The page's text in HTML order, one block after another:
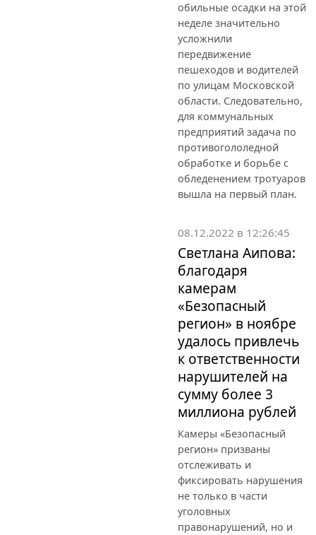
обильные осадки на этой
неделе значительно
усложнили
передвижение
пешеходов и водителей
по улицам Московской
области. Следовательно,
для коммунальных
предприятий задача по
противогололедной
обработке и борьбе с
обледенением тротуаров
вышла на первый план.
08.12.2022 в 12:26:45
Светлана Аипова:
благодаря
камерам
«Безопасный
регион» в ноябре
удалось привлечь
к ответственности
нарушителей на
сумму более 3
миллиона рублей
Камеры «Безопасный
регион» призваны
отслеживать и
фиксировать нарушения
не только в части
уголовных
правонарушений, но и